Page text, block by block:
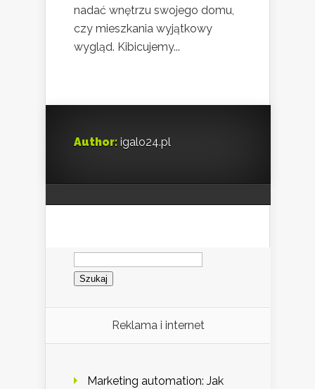
nadać wnętrzu swojego domu,
czy mieszkania wyjątkowy
wygląd. Kibicujemy...
Author: igalo24.pl
Szukaj:
Reklama i internet
Marketing automation: Jak